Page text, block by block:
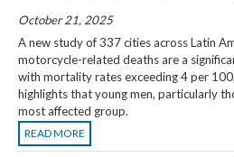
October 21, 2025
A new study of 337 cities across Latin
motorcycle-related deaths are a
with mortality rates exceeding 4 per
highlights that young men, particularly
most affected group.
READ MORE